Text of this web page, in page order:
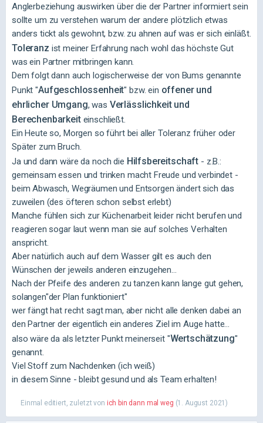
Anglerbeziehung auswirken über die der Partner informiert sein
sollte um zu verstehen warum der andere plötzlich etwas
anders tickt als gewohnt, bzw. zu ahnen auf was er sich einläßt.
Toleranz ist meiner Erfahrung nach wohl das höchste Gut
was ein Partner mitbringen kann.
Dem folgt dann auch logischerweise der von Bums genannte
Punkt "Aufgeschlossenheit" bzw. ein offener und
ehrlicher Umgang, was Verlässlichkeit und
Berechenbarkeiteinschließt.
Ein Heute so, Morgen so führt bei aller Toleranz früher oder
Später zum Bruch.
Ja und dann wäre da noch die Hilfsbereitschaft - z.B.:
gemeinsam essen und trinken macht Freude und verbindet -
beim Abwasch, Wegräumen und Entsorgen ändert sich das
zuweilen (des öfteren schon selbst erlebt)
Manche fühlen sich zur Küchenarbeit leider nicht berufen und
reagieren sogar laut wenn man sie auf solches Verhalten
anspricht.
Aber natürlich auch auf dem Wasser gilt es auch den
Wünschen der jeweils anderen einzugehen...
Nach der Pfeife des anderen zu tanzen kann lange gut gehen,
solangen"der Plan funktioniert"
wer fängt hat recht sagt man, aber nicht alle denken dabei an
den Partner der eigentlich ein anderes Ziel im Auge hatte...
also wäre da als letzter Punkt meinerseit "Wertschätzung"
genannt.
Viel Stoff zum Nachdenken (ich weiß)
in diesem Sinne - bleibt gesund und als Team erhalten!
Einmal editiert, zuletzt von ich bin dann mal weg (1. August 2021)